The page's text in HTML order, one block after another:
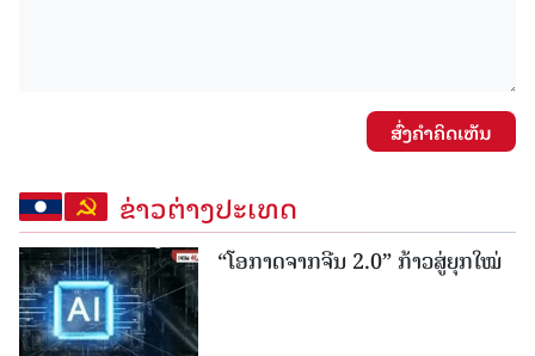
ສົ່ງຄໍາຄິດເຫັນ
ຂ່າວຕ່າງປະເທດ
“ໂອກາດຈາກຈີນ 2.0” ກ້າວສູ່ຍຸກໃໝ່